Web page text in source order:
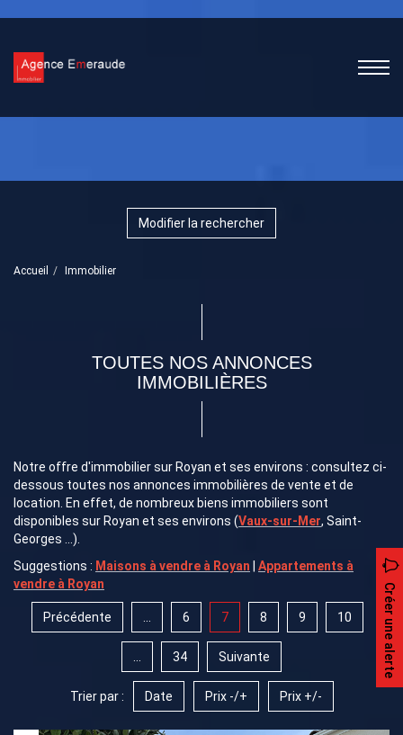
Modifier la rechercher
Accueil Immobilier
TOUTES NOS ANNONCES
IMMOBILIÈRES
Notre offre d'immobilier sur Royan et ses environs : consultez ci-
dessous toutes nos annonces immobilières de vente et de
location. En effet, de nombreux biens immobiliers sont
disponibles sur Royan et ses environs (Vaux-sur-Mer, Saint-
Georges ...).
Suggestions : Maisons à vendre à Royan
Appartements à
vendre à Royan
Créer une alerte
Précédente 6 7 8 9 10
34 Suivante
Trier par : Date Prix -/+ Prix +/-